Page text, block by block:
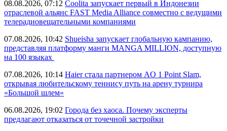
08.08.2026, 07:12 Coolita запускает первый в Индонезии
отраслевой альянс FAST Media Alliance совместно с ведущими
телерадиовещательными компаниями
07.08.2026, 10:42 Shueisha запускает глобальную кампанию,
представляя платформу манги MANGA MILLION, доступную
на 100 языках
07.08.2026, 10:14 Haier стала партнером AO 1 Point Slam,
открывая любительскому теннису путь на арену турнира
«Большой шлем»
06.08.2026, 19:02 Города без хаоса. Почему эксперты
предлагают отказаться от точечной застройки